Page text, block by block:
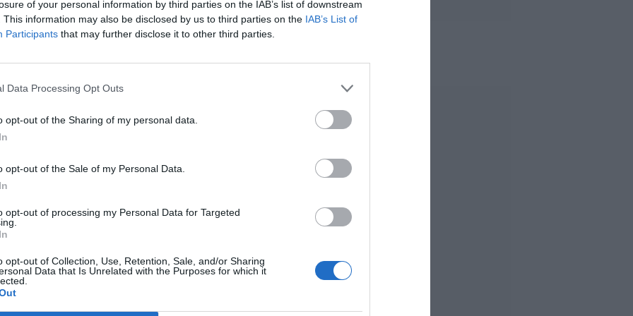
of your personal information by third parties on the IAB’s list of downstream
This information may also be disclosed by us to third parties on the IAB’s List of
Participants that may further disclose it to other third parties.
Data Processing Opt Outs
opt-out of the Sharing of my personal data.
opt-out of the Sale of my Personal Data.
opt-out of processing my Personal Data for Targeted
opt-out of Collection, Use, Retention, Sale, and/or Sharing
Data that Is Unrelated with the Purposes for which it
de la Unidad del Sueño.
perfecto
se combinan para agravar este
(cenas y ocio más tardíos), altas
redes sociales, series y videojuegos y
hábitos saludables. Para la doctora Soler,
como si fuera luz solar,
calor y rutinas desorganizadas, el
reparador”.
reside únicamente en la luz azul, sino
y emocional derivada del contenido
estado de alerta”.
y adolescentes